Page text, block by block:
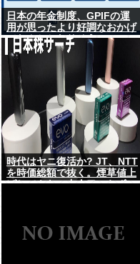
日本の年金制度、GPIFの運
用が思ったより好調なおかげ
でなんとかなりそう
時代はヤニ復活か? JT、NTT
を時価総額で抜く。煙草値上
げしてもヤニ中人口へらずに